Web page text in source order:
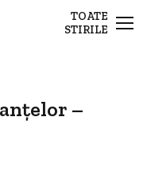
TOATE
STIRILE
–